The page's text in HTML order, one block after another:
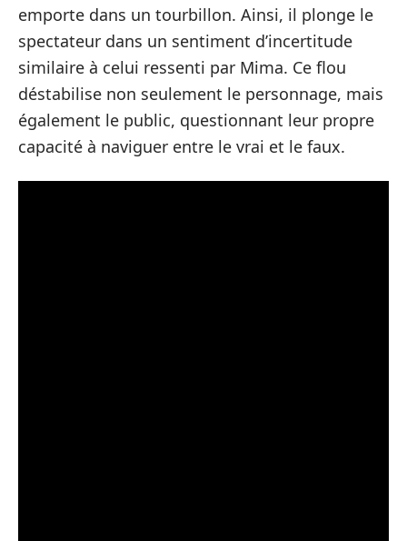
emporte dans un tourbillon. Ainsi, il plonge le
spectateur dans un sentiment d’incertitude
similaire à celui ressenti par Mima. Ce flou
déstabilise non seulement le personnage, mais
également le public, questionnant leur propre
capacité à naviguer entre le vrai et le faux.